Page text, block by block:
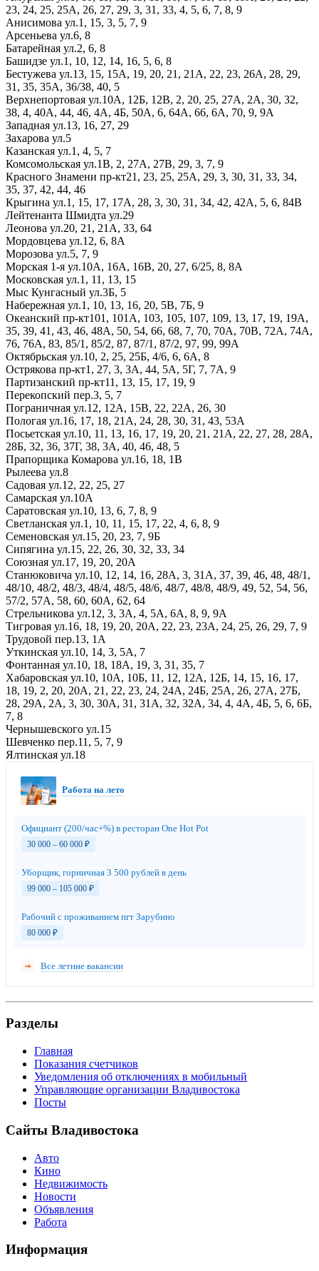
23, 24, 25, 25А, 26, 27, 29, 3, 31, 33, 4, 5, 6, 7, 8, 9
Анисимова ул.1, 15, 3, 5, 7, 9
Арсеньева ул.6, 8
Батарейная ул.2, 6, 8
Башидзе ул.1, 10, 12, 14, 16, 5, 6, 8
Бестужева ул.13, 15, 15А, 19, 20, 21, 21А, 22, 23, 26А, 28, 29,
31, 35, 35А, 36/38, 40, 5
Верхнепортовая ул.10А, 12Б, 12В, 2, 20, 25, 27А, 2А, 30, 32,
38, 4, 40А, 44, 46, 4А, 4Б, 50А, 6, 64А, 66, 6А, 70, 9, 9А
Западная ул.13, 16, 27, 29
Захарова ул.5
Казанская ул.1, 4, 5, 7
Комсомольская ул.1В, 2, 27А, 27В, 29, 3, 7, 9
Красного Знамени пр-кт21, 23, 25, 25А, 29, 3, 30, 31, 33, 34,
35, 37, 42, 44, 46
Крыгина ул.1, 15, 17, 17А, 28, 3, 30, 31, 34, 42, 42А, 5, 6, 84В
Лейтенанта Шмидта ул.29
Леонова ул.20, 21, 21А, 33, 64
Мордовцева ул.12, 6, 8А
Морозова ул.5, 7, 9
Морская 1-я ул.10А, 16А, 16В, 20, 27, 6/25, 8, 8А
Московская ул.1, 11, 13, 15
Мыс Кунгасный ул.3Б, 5
Набережная ул.1, 10, 13, 16, 20, 5В, 7Б, 9
Океанский пр-кт101, 101А, 103, 105, 107, 109, 13, 17, 19, 19А,
35, 39, 41, 43, 46, 48А, 50, 54, 66, 68, 7, 70, 70А, 70В, 72А, 74А,
76, 76А, 83, 85/1, 85/2, 87, 87/1, 87/2, 97, 99, 99А
Октябрьская ул.10, 2, 25, 25Б, 4/6, 6, 6А, 8
Острякова пр-кт1, 27, 3, 3А, 44, 5А, 5Г, 7, 7А, 9
Партизанский пр-кт11, 13, 15, 17, 19, 9
Перекопский пер.3, 5, 7
Пограничная ул.12, 12А, 15В, 22, 22А, 26, 30
Пологая ул.16, 17, 18, 21А, 24, 28, 30, 31, 43, 53А
Посьетская ул.10, 11, 13, 16, 17, 19, 20, 21, 21А, 22, 27, 28, 28А,
28Б, 32, 36, 37Г, 38, 3А, 40, 46, 48, 5
Прапорщика Комарова ул.16, 18, 1В
Рылеева ул.8
Садовая ул.12, 22, 25, 27
Самарская ул.10А
Саратовская ул.10, 13, 6, 7, 8, 9
Светланская ул.1, 10, 11, 15, 17, 22, 4, 6, 8, 9
Семеновская ул.15, 20, 23, 7, 9Б
Сипягина ул.15, 22, 26, 30, 32, 33, 34
Союзная ул.17, 19, 20, 20А
Станюковича ул.10, 12, 14, 16, 28А, 3, 31А, 37, 39, 46, 48, 48/1,
48/10, 48/2, 48/3, 48/4, 48/5, 48/6, 48/7, 48/8, 48/9, 49, 52, 54, 56,
57/2, 57А, 58, 60, 60А, 62, 64
Стрельникова ул.12, 3, 3А, 4, 5А, 6А, 8, 9, 9А
Тигровая ул.16, 18, 19, 20, 20А, 22, 23, 23А, 24, 25, 26, 29, 7, 9
Трудовой пер.13, 1А
Уткинская ул.10, 14, 3, 5А, 7
Фонтанная ул.10, 18, 18А, 19, 3, 31, 35, 7
Хабаровская ул.10, 10А, 10Б, 11, 12, 12А, 12Б, 14, 15, 16, 17,
18, 19, 2, 20, 20А, 21, 22, 23, 24, 24А, 24Б, 25А, 26, 27А, 27Б,
28, 29А, 2А, 3, 30, 30А, 31, 31А, 32, 32А, 34, 4, 4А, 4Б, 5, 6, 6Б,
7, 8
Чернышевского ул.15
Шевченко пер.11, 5, 7, 9
Ялтинская ул.18
Работа на лето
Официант (200/час+%) в ресторан One Hot Pot
30 000 – 60 000 ₽
Уборщик, горничная 3 500 рублей в день
99 000 – 105 000 ₽
Рабочий с проживанием пгт Зарубино
80 000 ₽
Все летние вакансии
Разделы
Главная
Показания счетчиков
Уведомления об отключениях в мобильный
Управляющие организации Владивостока
Посты
Сайты Владивостока
Авто
Кино
Недвижимость
Новости
Объявления
Работа
Информация